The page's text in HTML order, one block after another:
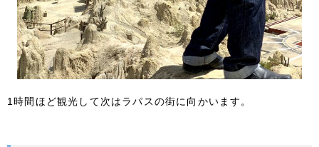
1時間ほど観光して次はラパスの街に向かいます。